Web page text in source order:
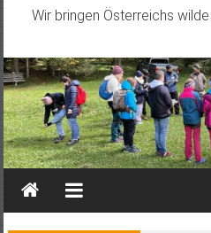
Wir bringen Österreichs